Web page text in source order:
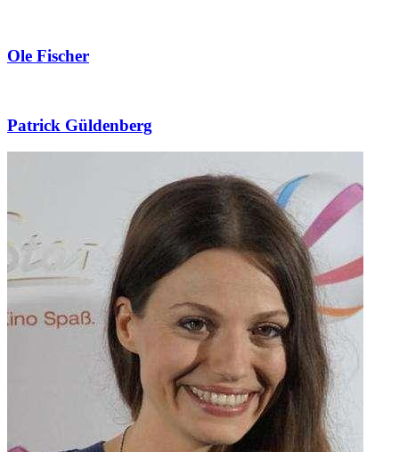
Ole Fischer
Patrick Güldenberg